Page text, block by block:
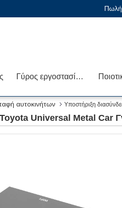
Γύρος εργοστασίων
αυτοκινήτων Υποστήριξη
Universal Metal Car